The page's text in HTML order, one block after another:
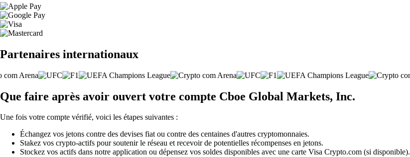
Partenaires internationaux
Que faire après avoir ouvert votre compte Cboe Global Markets, Inc.
Une fois votre compte vérifié, voici les étapes suivantes :
Échangez vos jetons contre des devises fiat ou contre des centaines d'autres cryptomonnaies.
Stakez vos crypto-actifs pour soutenir le réseau et recevoir de potentielles récompenses en jetons.
Stockez vos actifs dans notre application ou dépensez vos soldes disponibles avec une carte Visa Crypto.com (si disponible).